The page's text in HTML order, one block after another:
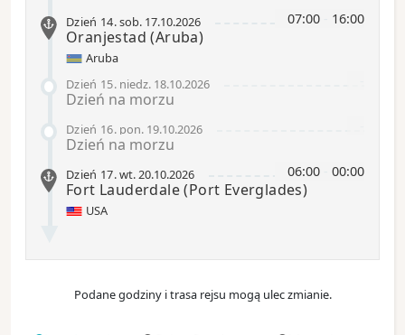
07:00 16:00
Dzień 14.sob.17.10.2026
Oranjestad (Aruba)
Aruba
Dzień 15. niedz.18.10.2026
Dzień na morzu
Dzień 16. pon.19.10.2026
Dzień na morzu
06:00 00:00
Dzień 17.wt.20.10.2026
Fort Lauderdale(Port Everglades)
USA
Podane godziny i trasa rejsu mogą ulec zmianie.